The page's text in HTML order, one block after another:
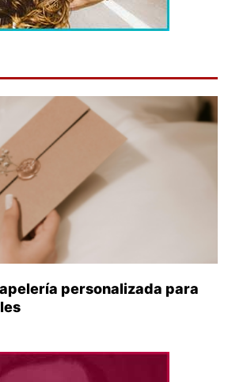
personalizada para